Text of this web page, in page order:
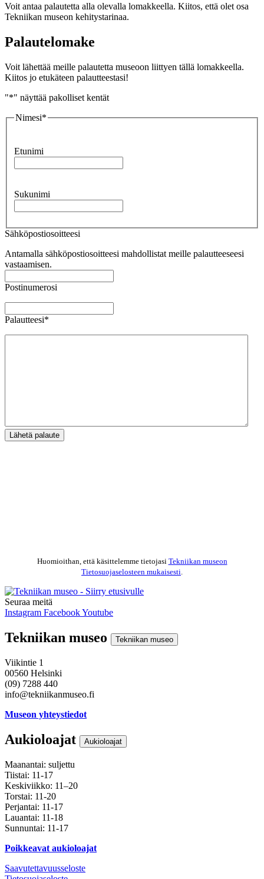
Voit antaa palautetta alla olevalla lomakkeella. Kiitos, että olet osa
Tekniikan museon kehitystarinaa.
Palautelomake
Voit lähettää meille palautetta museoon liittyen tällä lomakkeella.
Kiitos jo etukäteen palautteestasi!
"*" näyttää pakolliset kentät
Nimesi*
Etunimi
Sukunimi
Sähköpostiosoitteesi
Antamalla sähköpostiosoitteesi mahdollistat meille palautteeseesi
vastaamisen.
Postinumerosi
Palautteesi*
Lähetä palaute
Huomioithan, että käsittelemme tietojasi Tekniikan museon
Tietosuojaselosteen mukaisesti.
Seuraa meitä
Instagram FacebookYoutube
Tekniikan museo Tekniikan museo
Viikintie 1
00560 Helsinki
(09) 7288 440
info@tekniikanmuseo.fi
Museon yhteystiedot
Aukioloajat Aukioloajat
Maanantai: suljettu
Tiistai: 11-17
Keskiviikko: 11–20
Torstai: 11-20
Perjantai: 11-17
Lauantai: 11-18
Sunnuntai: 11-17
Poikkeavat aukioloajat
Saavutettavuusseloste